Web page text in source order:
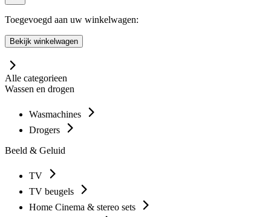
Toegevoegd aan uw winkelwagen:
Bekijk winkelwagen
Alle categorieen
Wassen en drogen
Wasmachines
Drogers
Beeld & Geluid
TV
TV beugels
Home Cinema & stereo sets